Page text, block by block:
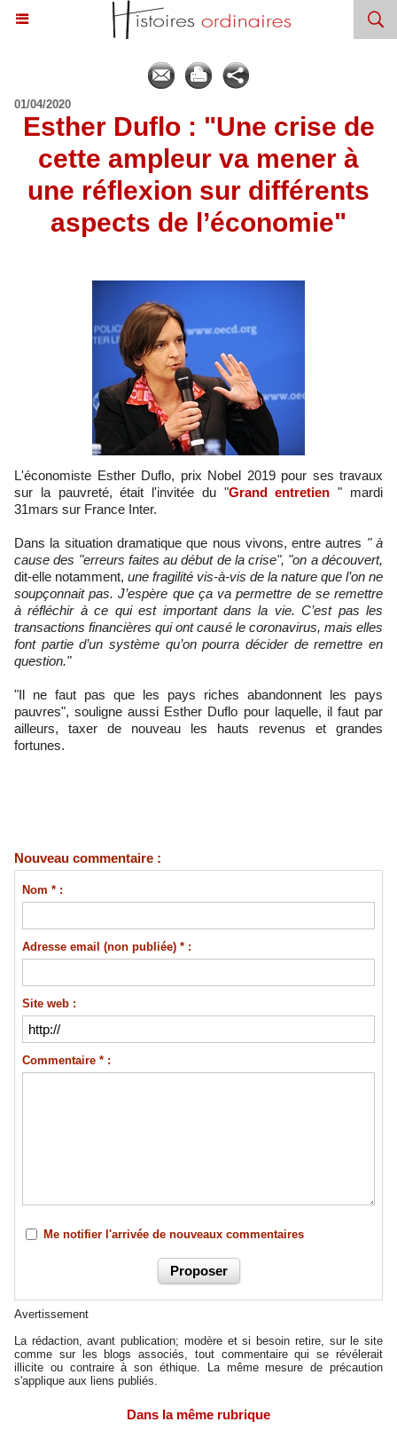
01/04/2020
​Esther Duflo : "Une crise de
cette ampleur va mener à
une réflexion sur différents
aspects de l’économie"
L'économiste Esther Duflo, prix Nobel 2019 pour ses travaux
sur la pauvreté, était l'invitée du "Grand entretien " mardi
31mars sur France Inter.
Dans la situation dramatique que nous vivons, entre autres " à
cause des "erreurs faites au début de la crise", "on a découvert,
dit-elle notamment, une fragilité vis-à-vis de la nature que l’on ne
soupçonnait pas. J’espère que ça va permettre de se remettre
à réfléchir à ce qui est important dans la vie. C’est pas les
transactions financières qui ont causé le coronavirus, mais elles
font partie d’un système qu’on pourra décider de remettre en
question."
"Il ne faut pas que les pays riches abandonnent les pays
pauvres", souligne aussi Esther Duflo pour laquelle, il faut par
ailleurs, taxer de nouveau les hauts revenus et grandes
fortunes.
Nouveau commentaire :
Nom * :
Adresse email (non publiée) * :
Site web :
Commentaire * :
Me notifier l'arrivée de nouveaux commentaires
Avertissement
La rédaction, avant publication; modère et si besoin retire, sur le site
comme sur les blogs associés, tout commentaire qui se révélerait
illicite ou contraire à son éthique. La même mesure de précaution
s'applique aux liens publiés.
Dans la même rubrique